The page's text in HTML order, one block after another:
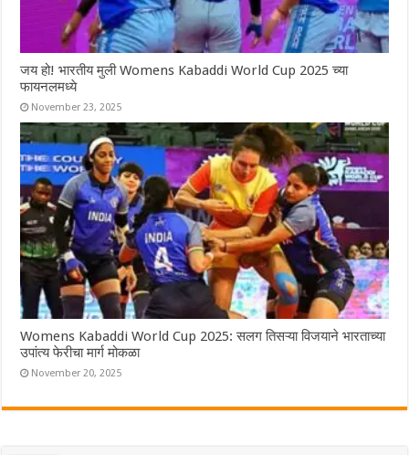
जय हो! भारतीय मुली Womens Kabaddi World Cup 2025 च्या
फायनलमध्ये
November 23, 2025
Womens Kabaddi World Cup 2025: सलग तिसऱ्या विजयाने भारताच्या
उपांत्य फेरीचा मार्ग मोकळा
November 20, 2025